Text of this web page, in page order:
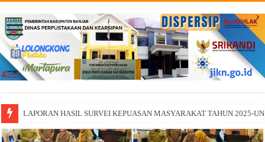
LAPORAN HASIL SURVEI KEPUASAN MASYARAKAT TAHUN 2025-